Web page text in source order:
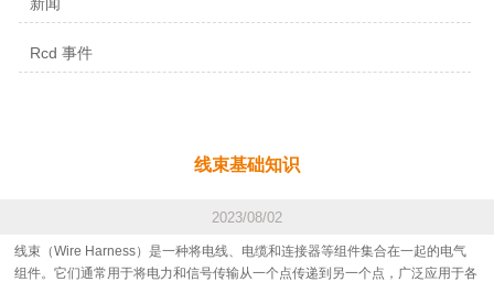
Rcd 事件
线束基础知识
2023/08/02
线束（Wire Harness）是一种将电线、电缆和连接器等组件集合在一起的电气
组件。它们通常用于将电力和信号传输从一个点传递到另一个点，广泛应用于各